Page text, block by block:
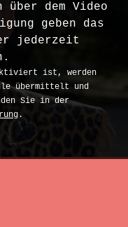
dem Video
geben das
jederzeit
ist, werden
übermittelt und
Sie in der
.